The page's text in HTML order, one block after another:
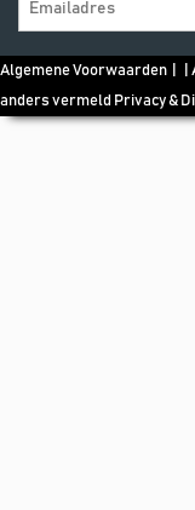
Algemene Voorwaarden | |
anders vermeld Privacy &